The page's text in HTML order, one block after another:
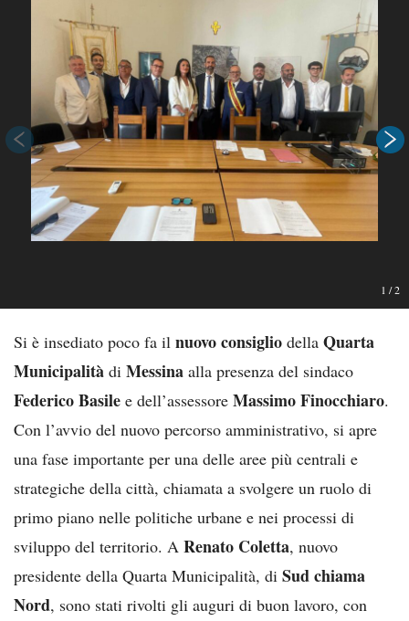
1 /2
Si è insediato poco fa il nuovo consiglio della Quarta
Municipalità di Messina alla presenza del sindaco
Federico Basile e dell’assessore Massimo Finocchiaro.
Con l’avvio del nuovo percorso amministrativo, si apre
una fase importante per una delle aree più centrali e
strategiche della città, chiamata a svolgere un ruolo di
primo piano nelle politiche urbane e nei processi di
sviluppo del territorio. A Renato Coletta, nuovo
presidente della Quarta Municipalità, di Sud chiama
Nord, sono stati rivolti gli auguri di buon lavoro, con